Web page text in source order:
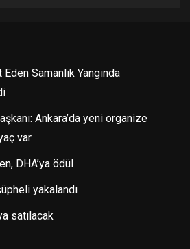
Eden Samanlık Yangında
Ankara’da yeni organize
var
DHA’ya ödül
yakalandı
satılacak